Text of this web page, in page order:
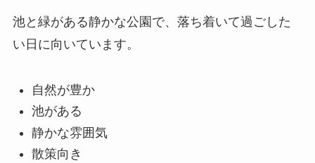
池と緑がある静かな公園で、落ち着いて過ごした
い日に向いています。
自然が豊か
池がある
静かな雰囲気
散策向き